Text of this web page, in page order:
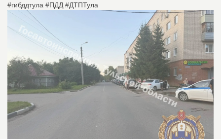
#гибддтула #ПДД #ДТПТула